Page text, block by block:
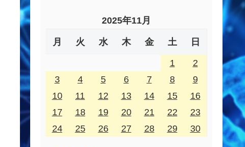
2025年11月
月 火 水 木 金 土 日
1
2
3
4 5 6 7 8
9
10
11 12 13 14 15
16
17
18 19 20 21 22
23
24
25 26 27 28 29 30